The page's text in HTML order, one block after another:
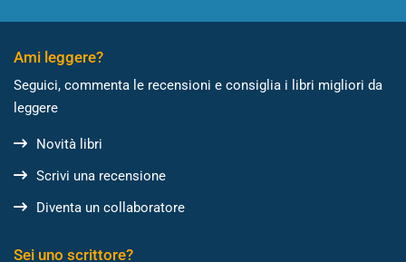
Ami leggere?
Seguici, commenta le recensioni e consiglia i libri migliori da
leggere
Novità libri
Scrivi una recensione
Diventa un collaboratore
Sei uno scrittore?